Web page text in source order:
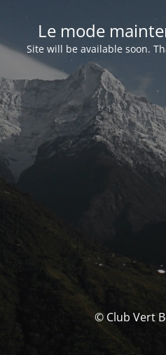
Le mode
Site will be available soon.
© Club Vert